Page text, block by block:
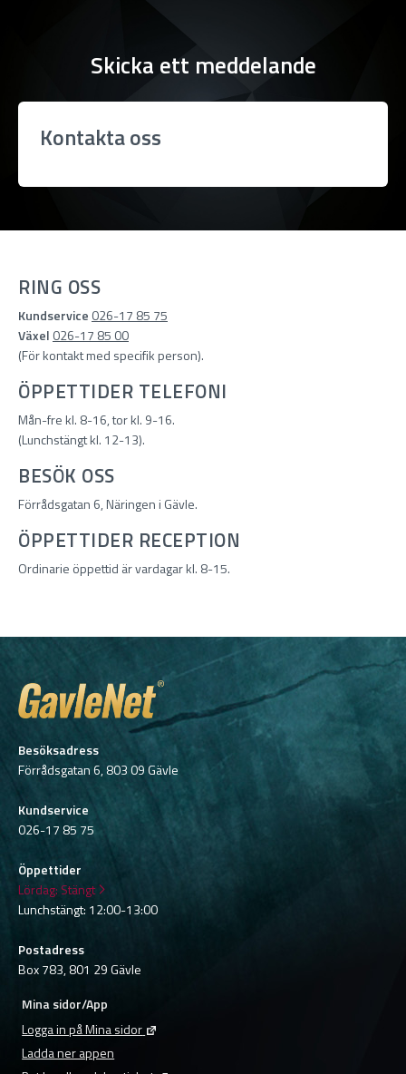
Skicka ett meddelande
Kontakta oss
RING OSS
Kundservice 026-17 85 75
Växel 026-17 85 00
(För kontakt med specifik person).
ÖPPETTIDER TELEFONI
Mån-fre kl. 8-16, tor kl. 9-16.
(Lunchstängt kl. 12-13).
BESÖK OSS
Förrådsgatan 6, Näringen i Gävle.
ÖPPETTIDER RECEPTION
Ordinarie öppettid är vardagar kl. 8-15.
Besöksadress
Förrådsgatan 6, 803 09 Gävle
Kundservice
026-17 85 75
Öppettider
Lördag: Stängt
Lunchstängt: 12:00-13:00
Postadress
Box 783, 801 29 Gävle
Mina sidor/App
Logga in på Mina sidor
Ladda ner appen